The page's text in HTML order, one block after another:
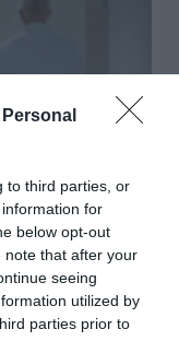
to third parties, or
for
below opt-out
note that after your
seeing
utilized by
parties prior to
για 1.000